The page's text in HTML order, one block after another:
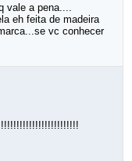
vale a pena....
eh feita de madeira
vc conhecer